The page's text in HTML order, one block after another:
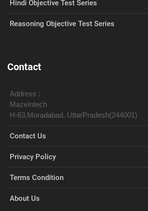
Hindi Objective Test Series
Reasoning Objective Test Series
Contact
Address :
MazeIntech
H-63,Moradabad, UttarPradesh(244001)
Contact Us
Privacy Policy
Terms Condition
About Us